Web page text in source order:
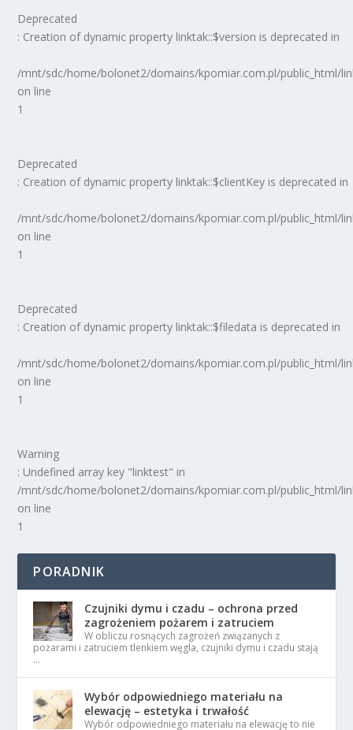
Deprecated
: Creation of dynamic property linktak::$version is deprecated in
/mnt/sdc/home/bolonet2/domains/kpomiar.com.pl/public_html/
on line
1
Deprecated
: Creation of dynamic property linktak::$clientKey is deprecated in
/mnt/sdc/home/bolonet2/domains/kpomiar.com.pl/public_html/
on line
1
Deprecated
: Creation of dynamic property linktak::$filedata is deprecated in
/mnt/sdc/home/bolonet2/domains/kpomiar.com.pl/public_html/
on line
1
Warning
: Undefined array key "linktest" in
/mnt/sdc/home/bolonet2/domains/kpomiar.com.pl/public_html/
on line
1
PORADNIK
Czujniki dymu i czadu – ochrona przed
zagrożeniem pożarem i zatruciem
W obliczu rosnących zagrożeń związanych z
pożarami i zatruciem tlenkiem węgla, czujniki dymu i czadu stają
…
Wybór odpowiedniego materiału na
elewację – estetyka i trwałość
Wybór odpowiedniego materiału na elewację to nie